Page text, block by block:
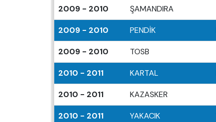
2009 - 2010 ŞAMANDIRA
2009 - 2010 PENDİK
2009 - 2010 TOSB
2010 - 2011 KARTAL
2010 - 2011 KAZASKER
2010 - 2011 YAKACIK